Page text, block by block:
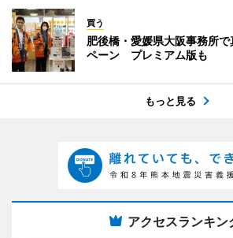
買う
肥後橋・愛媛県大阪事務所
ペーン プレミアム版も
もっと見る
アクセスランキン